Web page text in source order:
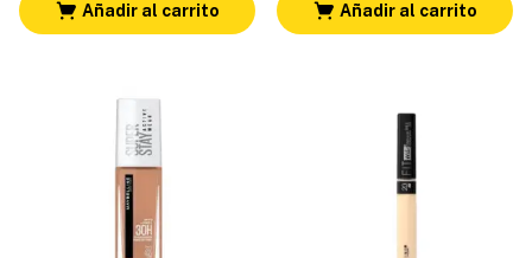
Añadir al carrito Añadir al carrito